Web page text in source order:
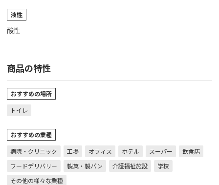
液性
酸性
商品の特性
おすすめの場所
トイレ
おすすめの業種
病院・クリニック
工場 オフィス ホテル スーパー
飲食店
フードデリバリー
製菓・製パン 介護福祉施設
学校
その他の様々な業種